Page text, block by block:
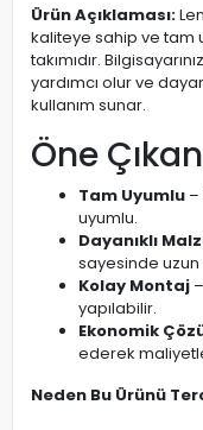
Ürün Açıklaması:
kaliteye sahip ve tam
takımıdır.
yardımcı olur ve
kullanım sunar.
Öne
Tam Uyumlu –
uyumlu.
Dayanıklı
sayesinde uzun
Kolay Montaj
yapılabilir.
Ekonomik
ederek
Neden Bu Ürünü